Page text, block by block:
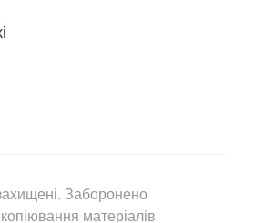
Заборонено
матеріалів